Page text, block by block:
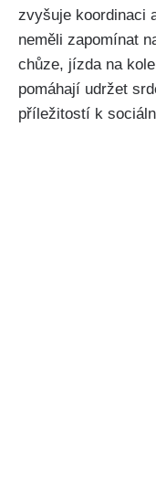
zvyšuje koordinaci
neměli zapomínat
chůze, jízda na
pomáhají udržet
příležitostí k